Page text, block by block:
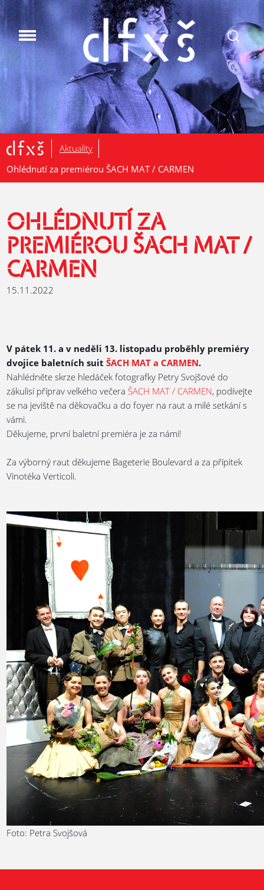
.
Aktuality
Ohlédnutí za premiérou ŠACH MAT / CARMEN
OHLÉDNUTÍ ZA
PREMIÉROU ŠACH MAT /
CARMEN
15.11.2022
V pátek 11. a v neděli 13. listopadu proběhly premiéry
dvojice baletních suitŠACH MAT a CARMEN.
Nahlédněte skrze hledáček fotografky Petry Svojšové do
zákulisí příprav velkého večeraŠACH MAT / CARMEN, podívejte
se na jeviště na děkovačku a do foyer na raut a milé setkání s
vámi.
Děkujeme, první baletní premiéra je za námi!
Za výborný raut děkujeme Bageterie Boulevard a za přípitek
Vinotéka Verticoli.
Foto: Petra Svojšová